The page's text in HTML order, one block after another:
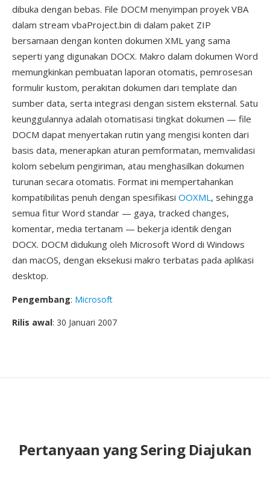
dibuka dengan bebas. File DOCM menyimpan proyek VBA
dalam stream vbaProject.bin di dalam paket ZIP
bersamaan dengan konten dokumen XML yang sama
seperti yang digunakan DOCX. Makro dalam dokumen Word
memungkinkan pembuatan laporan otomatis, pemrosesan
formulir kustom, perakitan dokumen dari template dan
sumber data, serta integrasi dengan sistem eksternal. Satu
keunggulannya adalah otomatisasi tingkat dokumen — file
DOCM dapat menyertakan rutin yang mengisi konten dari
basis data, menerapkan aturan pemformatan, memvalidasi
kolom sebelum pengiriman, atau menghasilkan dokumen
turunan secara otomatis. Format ini mempertahankan
kompatibilitas penuh dengan spesifikasi OOXML, sehingga
semua fitur Word standar — gaya, tracked changes,
komentar, media tertanam — bekerja identik dengan
DOCX. DOCM didukung oleh Microsoft Word di Windows
dan macOS, dengan eksekusi makro terbatas pada aplikasi
desktop.
Pengembang: Microsoft
Rilis awal: 30 Januari 2007
Pertanyaan yang Sering Diajukan